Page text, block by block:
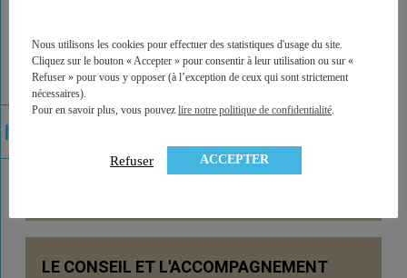
LE CONSEIL ET L'ACCOMPAGNEMENT
Nous utilisons les cookies pour effectuer des statistiques d'usage du site.
Cliquez sur le bouton « Accepter » pour consentir à leur utilisation ou sur «
Refuser » pour vous y opposer (à l’exception de ceux qui sont strictement
nécessaires).
Pour en savoir plus, vous pouvez lire notre politique de confidentialité.
Refuser ACCEPTER